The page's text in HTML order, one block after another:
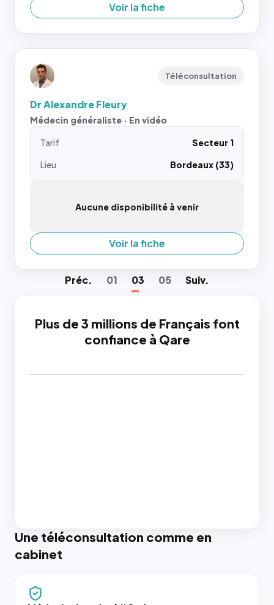
Voir la fiche
Téléconsultation
Dr Alexandre Fleury
Médecin généraliste · En vidéo
Tarif
Secteur 1
Lieu
Bordeaux (33)
Aucune disponibilité à venir
Voir la fiche
Préc. 01 03 05 Suiv.
Plus de 3 millions de Français font
confiance à Qare
Une téléconsultation comme en
cabinet